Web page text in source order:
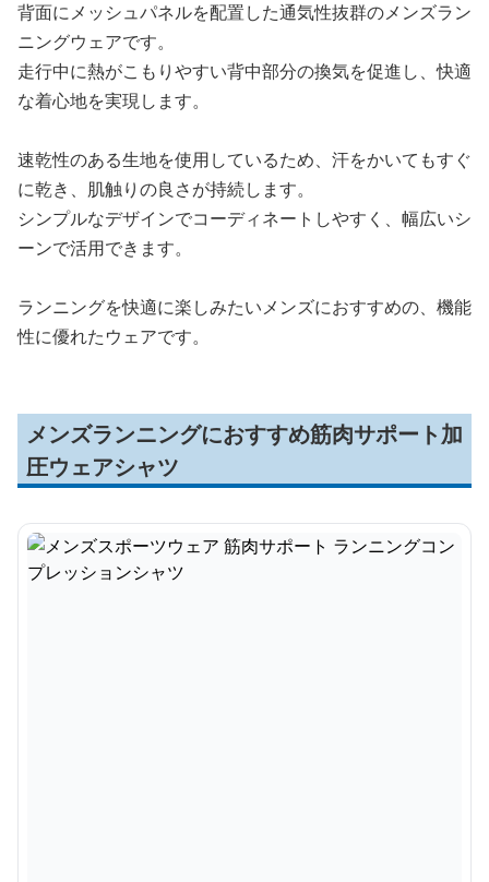
背面にメッシュパネルを配置した通気性抜群のメンズラン
ニングウェアです。
走行中に熱がこもりやすい背中部分の換気を促進し、快適
な着心地を実現します。
速乾性のある生地を使用しているため、汗をかいてもすぐ
に乾き、肌触りの良さが持続します。
シンプルなデザインでコーディネートしやすく、幅広いシ
ーンで活用できます。
ランニングを快適に楽しみたいメンズにおすすめの、機能
性に優れたウェアです。
メンズランニングにおすすめ筋肉サポート加
圧ウェアシャツ